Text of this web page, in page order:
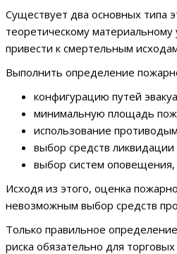
Существует два основных типа
теоретическому
привести к смертельным
Выполнить определение
конфигурацию путей
минимальную площадь
использование
выбор средств ликвидации
выбор систем оповещения,
Исходя из этого, оценка
невозможным выбор средств
Только правильное
риска обязательно для